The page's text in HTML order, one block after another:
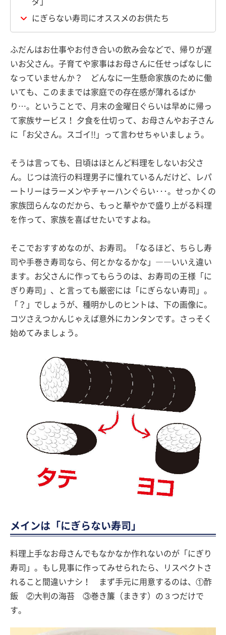
ダ」
にぎらない寿司にオススメのお供たち
ふだんはお仕事やお付き合いの飲み会などで、帰りが遅
いお父さん。子育てや家事はお母さんに任せっぱなしに
なっていませんか？ どんなに一生懸命家族のために働
いても、このままでは家庭での存在感が薄れるばか
り…。ということで、月末の金曜日ぐらいは早めに帰っ
て家族サービス！ 夕食を仕切って、お母さんやお子さん
に「お父さん。スゴイ!!」って言わせちゃいましょう。
そうは言っても、日頃はほとんど料理をしないお父さ
ん。じつは流行の料理男子に憧れているんだけど、レパ
ートリーはラーメンやチャーハンぐらい･･･。せっかくの
家族団らんなのだから、もっと華やかで盛り上がる料理
を作って、家族を喜ばせたいですよね。
そこでおすすめなのが、お寿司。「なるほど、ちらし寿
司や手巻き寿司なら、何とかなるかな」――いいえ違い
ます。お父さんに作ってもらうのは、お寿司の王様「に
ぎり寿司」、と言っても厳密には「にぎらない寿司」。
「？」でしょうが、種明かしのヒントは、下の画像に。
コツさえつかんじゃえば意外にカンタンです。さっそく
始めてみましょう。
メインは「にぎらない寿司」
料理上手なお母さんでもなかなか作れないのが「にぎり
寿司」。もし見事に作ってみせられたら、リスペクトさ
れること間違いナシ！ まず手元に用意するのは、①酢
飯 ②大判の海苔 ③巻き簾（まきす）の３つだけで
す。